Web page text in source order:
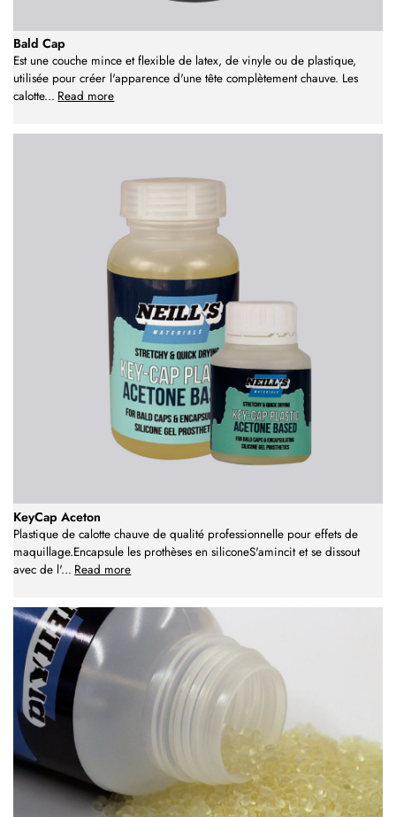
Bald Cap
Est une couche mince et flexible de latex, de vinyle ou de plastique,
utilisée pour créer l'apparence d'une tête complètement chauve. Les
calotte... Read more
KeyCap Aceton
Plastique de calotte chauve de qualité professionnelle pour effets de
maquillage.Encapsule les prothèses en siliconeS'amincit et se dissout
avec de l'... Read more